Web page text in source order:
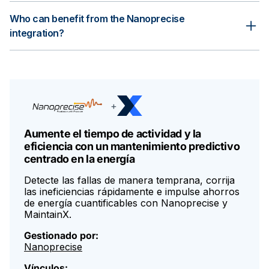
asignar, rastrear y completar la tarea, manteniendo todos los
datos sincronizados en tiempo real.
• Tiempo de reparación de fallos más rápido
• Mejora de la confiabilidad de los activos
trabajo
Who can benefit from the Nanoprecise
integration?
y la ejecución automatizada del trabajo.
+
Aumente el tiempo de actividad y la
eficiencia con un mantenimiento predictivo
centrado en la energía
Detecte las fallas de manera temprana, corrija
las ineficiencias rápidamente e impulse ahorros
de energía cuantificables con Nanoprecise y
MaintainX.
Gestionado por:
Nanoprecise